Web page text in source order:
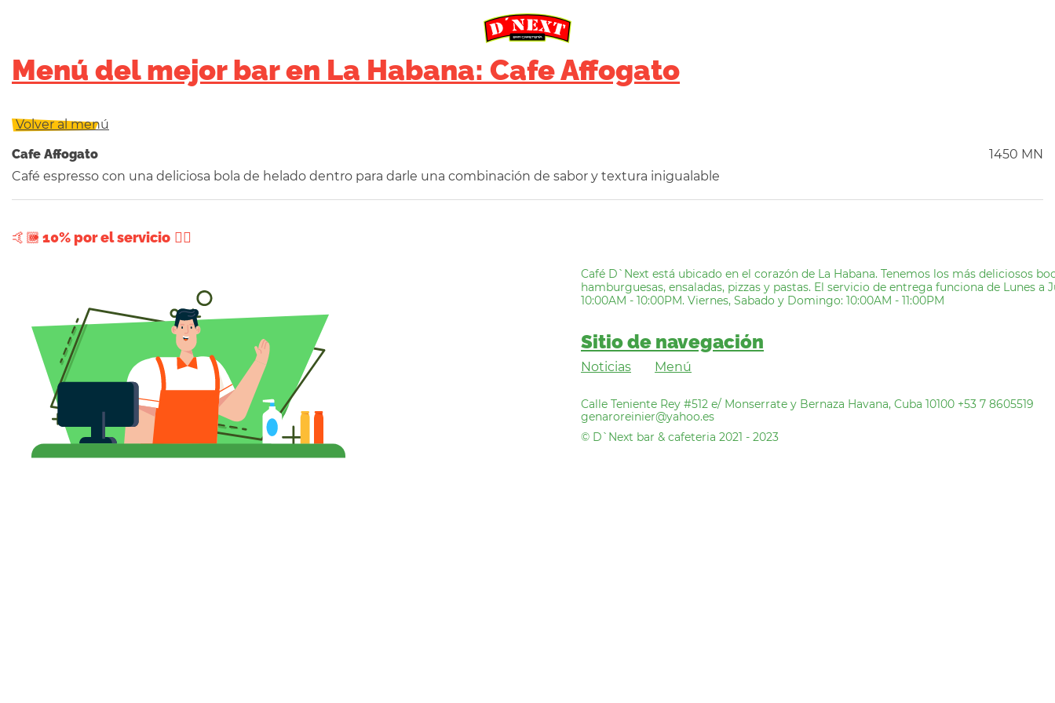
Menú del mejor bar en La Habana: Cafe Affogato
Volver al menú
Cafe Affogato
1450 MN
Café espresso con una deliciosa bola de helado dentro para darle una combinación de sabor y textura inigualable
+ 10% por el servicio
Café D`Next está ubicado en el corazón de La Habana. Tenemos los más deliciosos
hamburguesas, ensaladas, pizzas y pastas. El servicio de entrega funciona de Lunes a
10:00AM - 10:00PM. Viernes, Sabado y Domingo: 10:00AM - 11:00PM
Sitio de navegación
Noticias Menú
Calle Teniente Rey #512 e/ Monserrate y Bernaza Havana, Cuba 10100 +53 7 8605519
genaroreinier@yahoo.es
© D`Next bar & cafeteria 2021 - 2023